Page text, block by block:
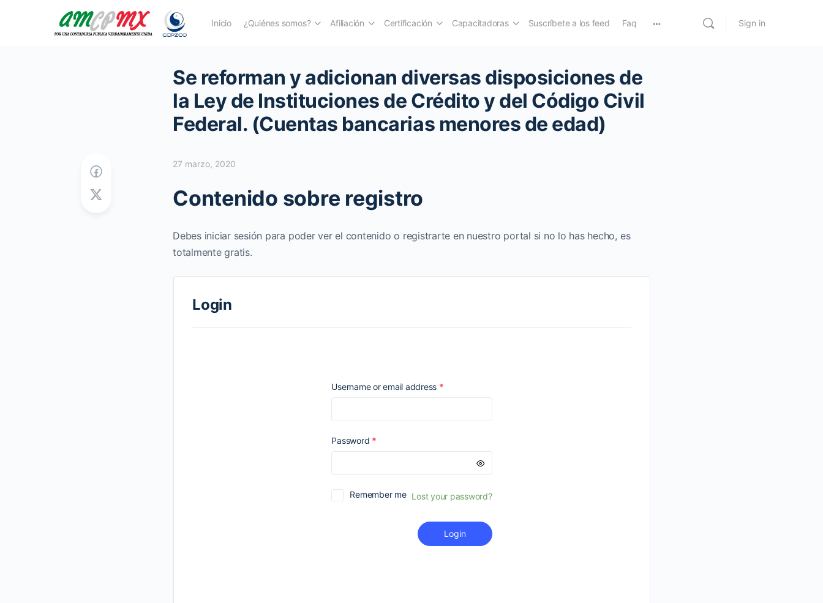
Inicio ¿Quiénes somos? Afiliación Certificación Capacitadoras Suscríbete a los feed Faq Sign in
Se reforman y adicionan diversas disposiciones de
la Ley de Instituciones de Crédito y del Código Civil
Federal. (Cuentas bancarias menores de edad)
27 marzo, 2020
Contenido sobre registro
Debes iniciar sesión para poder ver el contenido o registrarte en nuestro portal si no lo has hecho, es
totalmente gratis.
Login
Username or email address *Required
Password *Required
Remember me Lost your password?
Login